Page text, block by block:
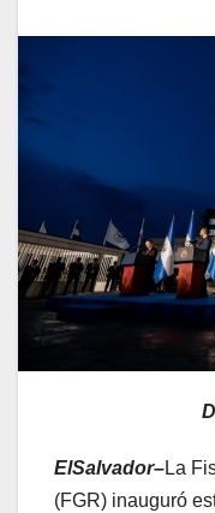
ElSalvador–La
(FGR) inauguró